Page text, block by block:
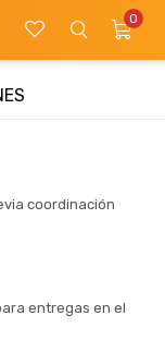
0
coordinación
entregas en el